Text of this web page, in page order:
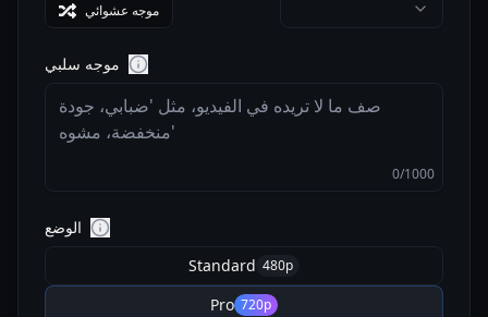
موجه عشوائي
موجه سلبي
0/1000
الوضع
Standard 480p
Pro 720p